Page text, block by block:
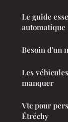
Le guide
automatique
Besoin d'un
Les
manquer
Vtc pour
Étréchy